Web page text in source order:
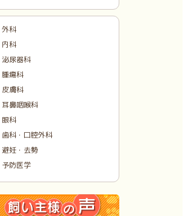
外科
内科
泌尿器科
腫瘍科
皮膚科
耳鼻咽喉科
眼科
歯科・口腔外科
避妊・去勢
予防医学